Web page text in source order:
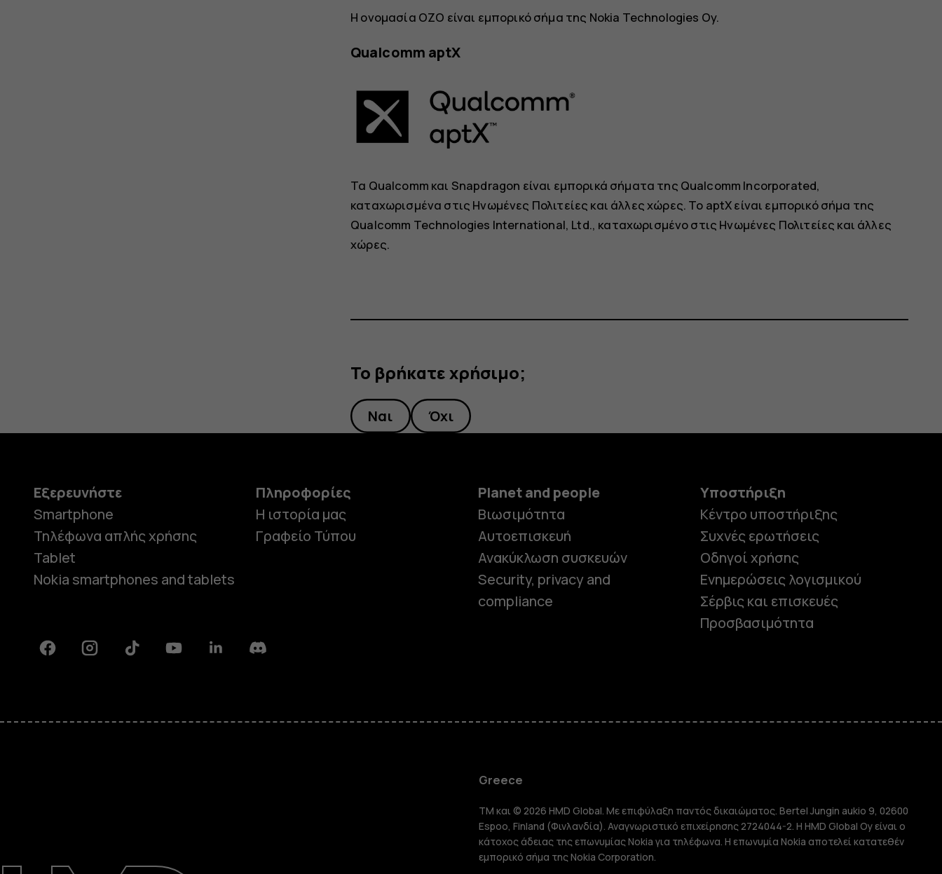
Smartphone
Τηλέφωνα απλής χρήσης
Η ονομασία OZO είναι εμπορικό σήμα της Nokia Technologies Oy.
Qualcomm aptX
Τα Qualcomm και Snapdragon είναι εμπορικά σήματα της Qualcomm Incorporated,
καταχωρισμένα στις Ηνωμένες Πολιτείες και άλλες χώρες. Το aptX είναι εμπορικό σήμα της
Qualcomm Technologies International, Ltd., καταχωρισμένο στις Ηνωμένες Πολιτείες και άλλες
χώρες.
Το βρήκατε χρήσιμο;
Ναι Όχι
Εξερευνήστε
Smartphone
Τηλέφωνα απλής χρήσης
Tablet
Nokia smartphones and tablets
Πληροφορίες
Η ιστορία μας
Γραφείο Τύπου
Planet and people
Βιωσιμότητα
Αυτοεπισκευή
Ανακύκλωση συσκευών
Security, privacy and
compliance
Υποστήριξη
Κέντρο υποστήριξης
Συχνές ερωτήσεις
Οδηγοί χρήσης
Ενημερώσεις λογισμικού
Σέρβις και επισκευές
Προσβασιμότητα
FacebookInstagramTiktok YoutubeLinkedinDiscord
Greece
TM και © 2026 HMD Global. Με επιφύλαξη παντός δικαιώματος. Bertel Jungin aukio 9, 02600
Espoo, Finland (Φινλανδία). Αναγνωριστικό επιχείρησης 2724044-2. Η HMD Global Oy είναι ο
κάτοχος άδειας της επωνυμίας Nokia για τηλέφωνα. Η επωνυμία Nokia αποτελεί κατατεθέν
εμπορικό σήμα της Nokia Corporation.